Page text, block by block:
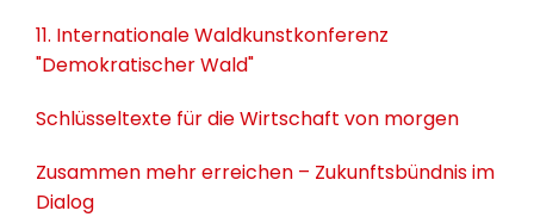
11. Internationale Waldkunstkonferenz
"Demokratischer Wald"
Schlüsseltexte für die Wirtschaft von morgen
Zusammen mehr erreichen – Zukunftsbündnis im
Dialog